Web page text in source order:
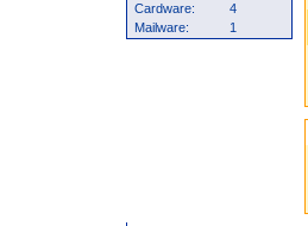
Cardware:
4
Mailware:
1